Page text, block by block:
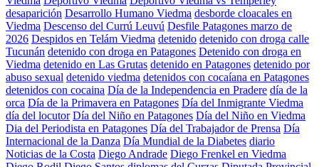
desaparición Desarrollo Humano Viedma desborde cloacales en
Viedma Descenso del Currú Leuvú Desfile Patagones marzo de
2026 Despidos en Telám Viedma detenido detenido con droga calle
Tucunán detenido con droga en Patagones Detenido con droga en
Viedma detenido en Las Grutas detenido en Patagones detenido por
abuso sexual detenido viedma detenidos con cocaíana en Patagones
detenidos con cocaina Día de la Independencia en Pradere día de la
orca Día de la Primavera en Patagones Día del Inmigrante Viedma
día del locutor Día del Niño en Patagones Día del Niño en Viedma
Dia del Periodista en Patagones Día del Trabajador de Prensa Día
Internacional de la Danza Día Mundial de la Diabetes diario
Noticias de la Costa Diego Andrade Diego Frenkel en Viedma